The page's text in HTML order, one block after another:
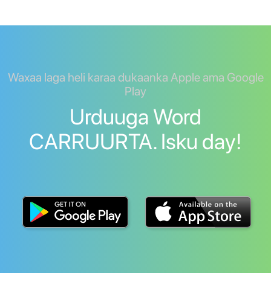
Waxaa laga heli karaa dukaanka Apple ama Google
Play
Urduuga Word
CARRUURTA. Isku day!